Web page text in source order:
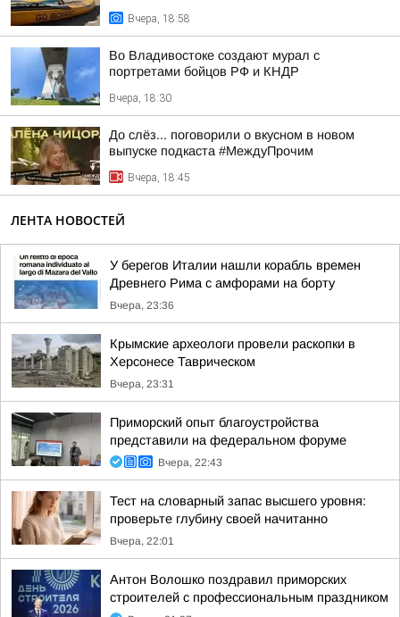
Вчера, 18:58
Во Владивостоке создают мурал с
портретами бойцов РФ и КНДР
Вчера, 18:30
До слёз... поговорили о вкусном в новом
выпуске подкаста #МеждуПрочим
Вчера, 18:45
ЛЕНТА НОВОСТЕЙ
У берегов Италии нашли корабль времен
Древнего Рима с амфорами на борту
Вчера, 23:36
Крымские археологи провели раскопки в
Херсонесе Таврическом
Вчера, 23:31
Приморский опыт благоустройства
представили на федеральном форуме
Вчера, 22:43
Тест на словарный запас высшего уровня:
проверьте глубину своей начитанно
Вчера, 22:01
Антон Волошко поздравил приморских
строителей с профессиональным праздником